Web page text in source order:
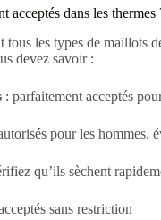
acceptés dans les thermes
tous les types de maillots
devez savoir :
: parfaitement acceptés
pour les hommes,
qu’ils sèchent
sans restriction